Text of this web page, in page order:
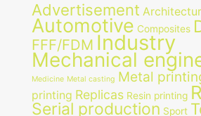
Advertisement
Automotive Composites
FFF/FDM Industry
Mechanical
Medicine Metal casting Metal
printing Replicas Resin printing
Serial production Sport